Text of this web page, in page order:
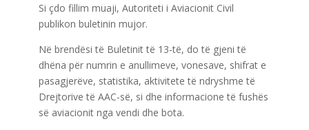
Si çdo fillim muaji, Autoriteti i Aviacionit Civil
publikon buletinin mujor.
Në brendësi të Buletinit të 13-të, do të gjeni të
dhëna për numrin e anullimeve, vonesave, shifrat e
pasagjerëve, statistika, aktivitete të ndryshme të
Drejtorive të AAC-së, si dhe informacione të fushës
së aviacionit nga vendi dhe bota.